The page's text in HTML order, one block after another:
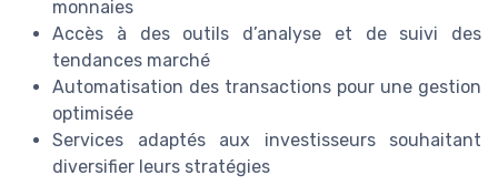
monnaies
Accès à des outils d’analyse et de suivi des
tendances marché
Automatisation des transactions pour une gestion
optimisée
Services adaptés aux investisseurs souhaitant
diversifier leurs stratégies